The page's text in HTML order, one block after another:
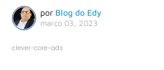
por Blog do Edy
março 03, 2023
clever-core-ads